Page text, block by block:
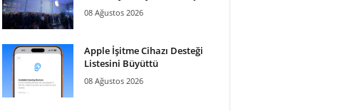
08 Ağustos 2026
Apple İşitme Cihazı Desteği
Listesini Büyüttü
08 Ağustos 2026